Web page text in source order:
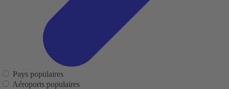
Pays populaires
Aéroports populaires